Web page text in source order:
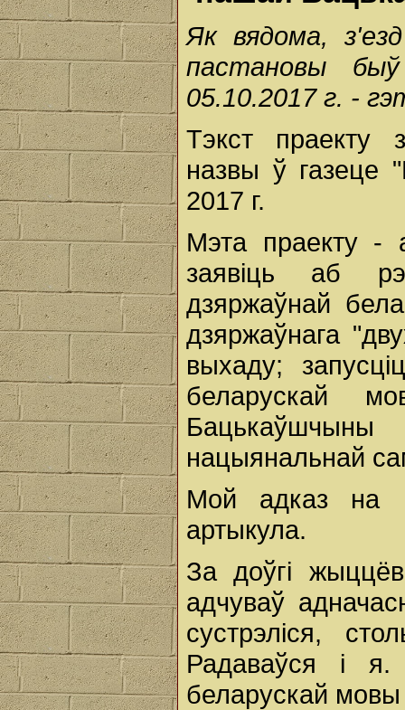
Як вядома,
пастановы
05.10.2017 г. -
Тэкст праекту
назвы ў газеце
2017 г.
Мэта праекту
заявіць аб
дзяржаўнай
дзяржаўнага
выхаду;
беларускай
нацыянальнай
Мой адказ на
артыкула.
За доўгі
адчуваў
сустрэліся,
Радаваўся і
беларускай